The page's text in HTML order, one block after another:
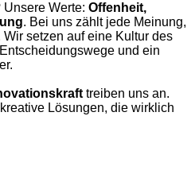
Werte: Offenheit,
. Bei uns zählt jede Meinung,
setzen auf eine Kultur des
und ein
treiben uns an.
Lösungen, die wirklich